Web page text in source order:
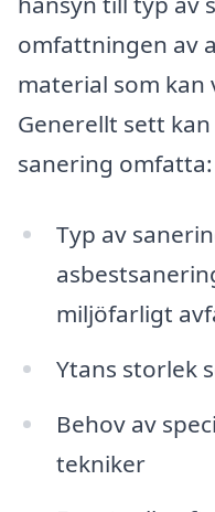
omfattningen av
material som kan
Generellt sett
sanering omfatta:
Typ av
miljöfarligt
Ytans storlek
Behov av
tekniker